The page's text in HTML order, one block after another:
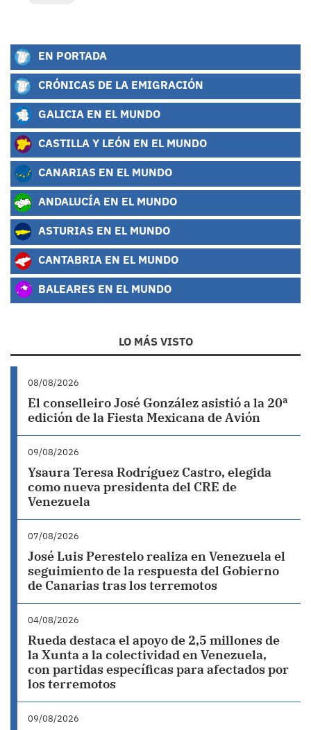
EN PORTADA
CRÓNICAS DE LA EMIGRACIÓN
GALICIA EN EL MUNDO
CASTILLA Y LEÓN EN EL MUNDO
CANARIAS EN EL MUNDO
ANDALUCÍA EN EL MUNDO
ASTURIAS EN EL MUNDO
CANTABRIA EN EL MUNDO
BALEARES EN EL MUNDO
LO MÁS VISTO
08/08/2026
El conselleiro José González asistió a la 20ª
edición de la Fiesta Mexicana de Avión
09/08/2026
Ysaura Teresa Rodríguez Castro, elegida
como nueva presidenta del CRE de
Venezuela
07/08/2026
José Luis Perestelo realiza en Venezuela el
seguimiento de la respuesta del Gobierno
de Canarias tras los terremotos
04/08/2026
Rueda destaca el apoyo de 2,5 millones de
la Xunta a la colectividad en Venezuela,
con partidas específicas para afectados por
los terremotos
09/08/2026